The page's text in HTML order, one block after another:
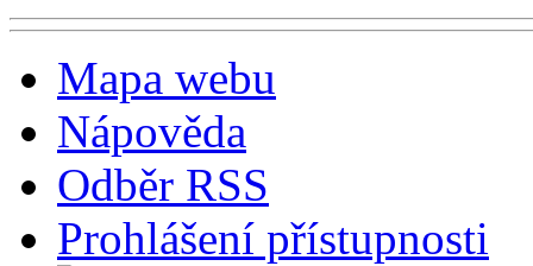
Mapa webu
Nápověda
Odběr RSS
Prohlášení přístupnosti